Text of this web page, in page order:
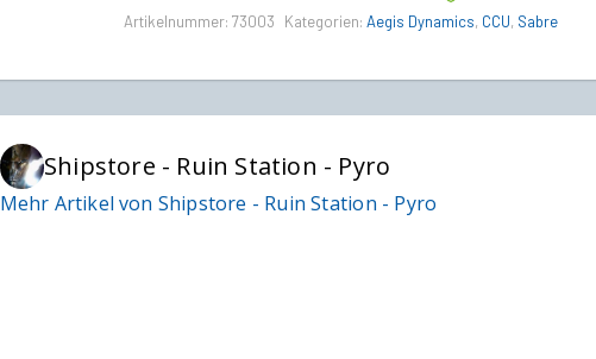
CCU
Artikelnummer: 73003 Kategorien: Aegis Dynamics, CCU, Sabre
Shipstore - Ruin Station - Pyro
Mehr Artikel von Shipstore - Ruin Station - Pyro